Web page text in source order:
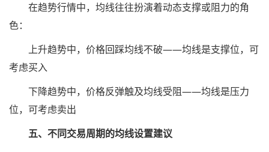
在趋势行情中，均线往往扮演着动态支撑或阻力的角
色：
上升趋势中，价格回踩均线不破——均线是支撑位，可
考虑买入
下降趋势中，价格反弹触及均线受阻——均线是压力
位，可考虑卖出
五、不同交易周期的均线设置建议